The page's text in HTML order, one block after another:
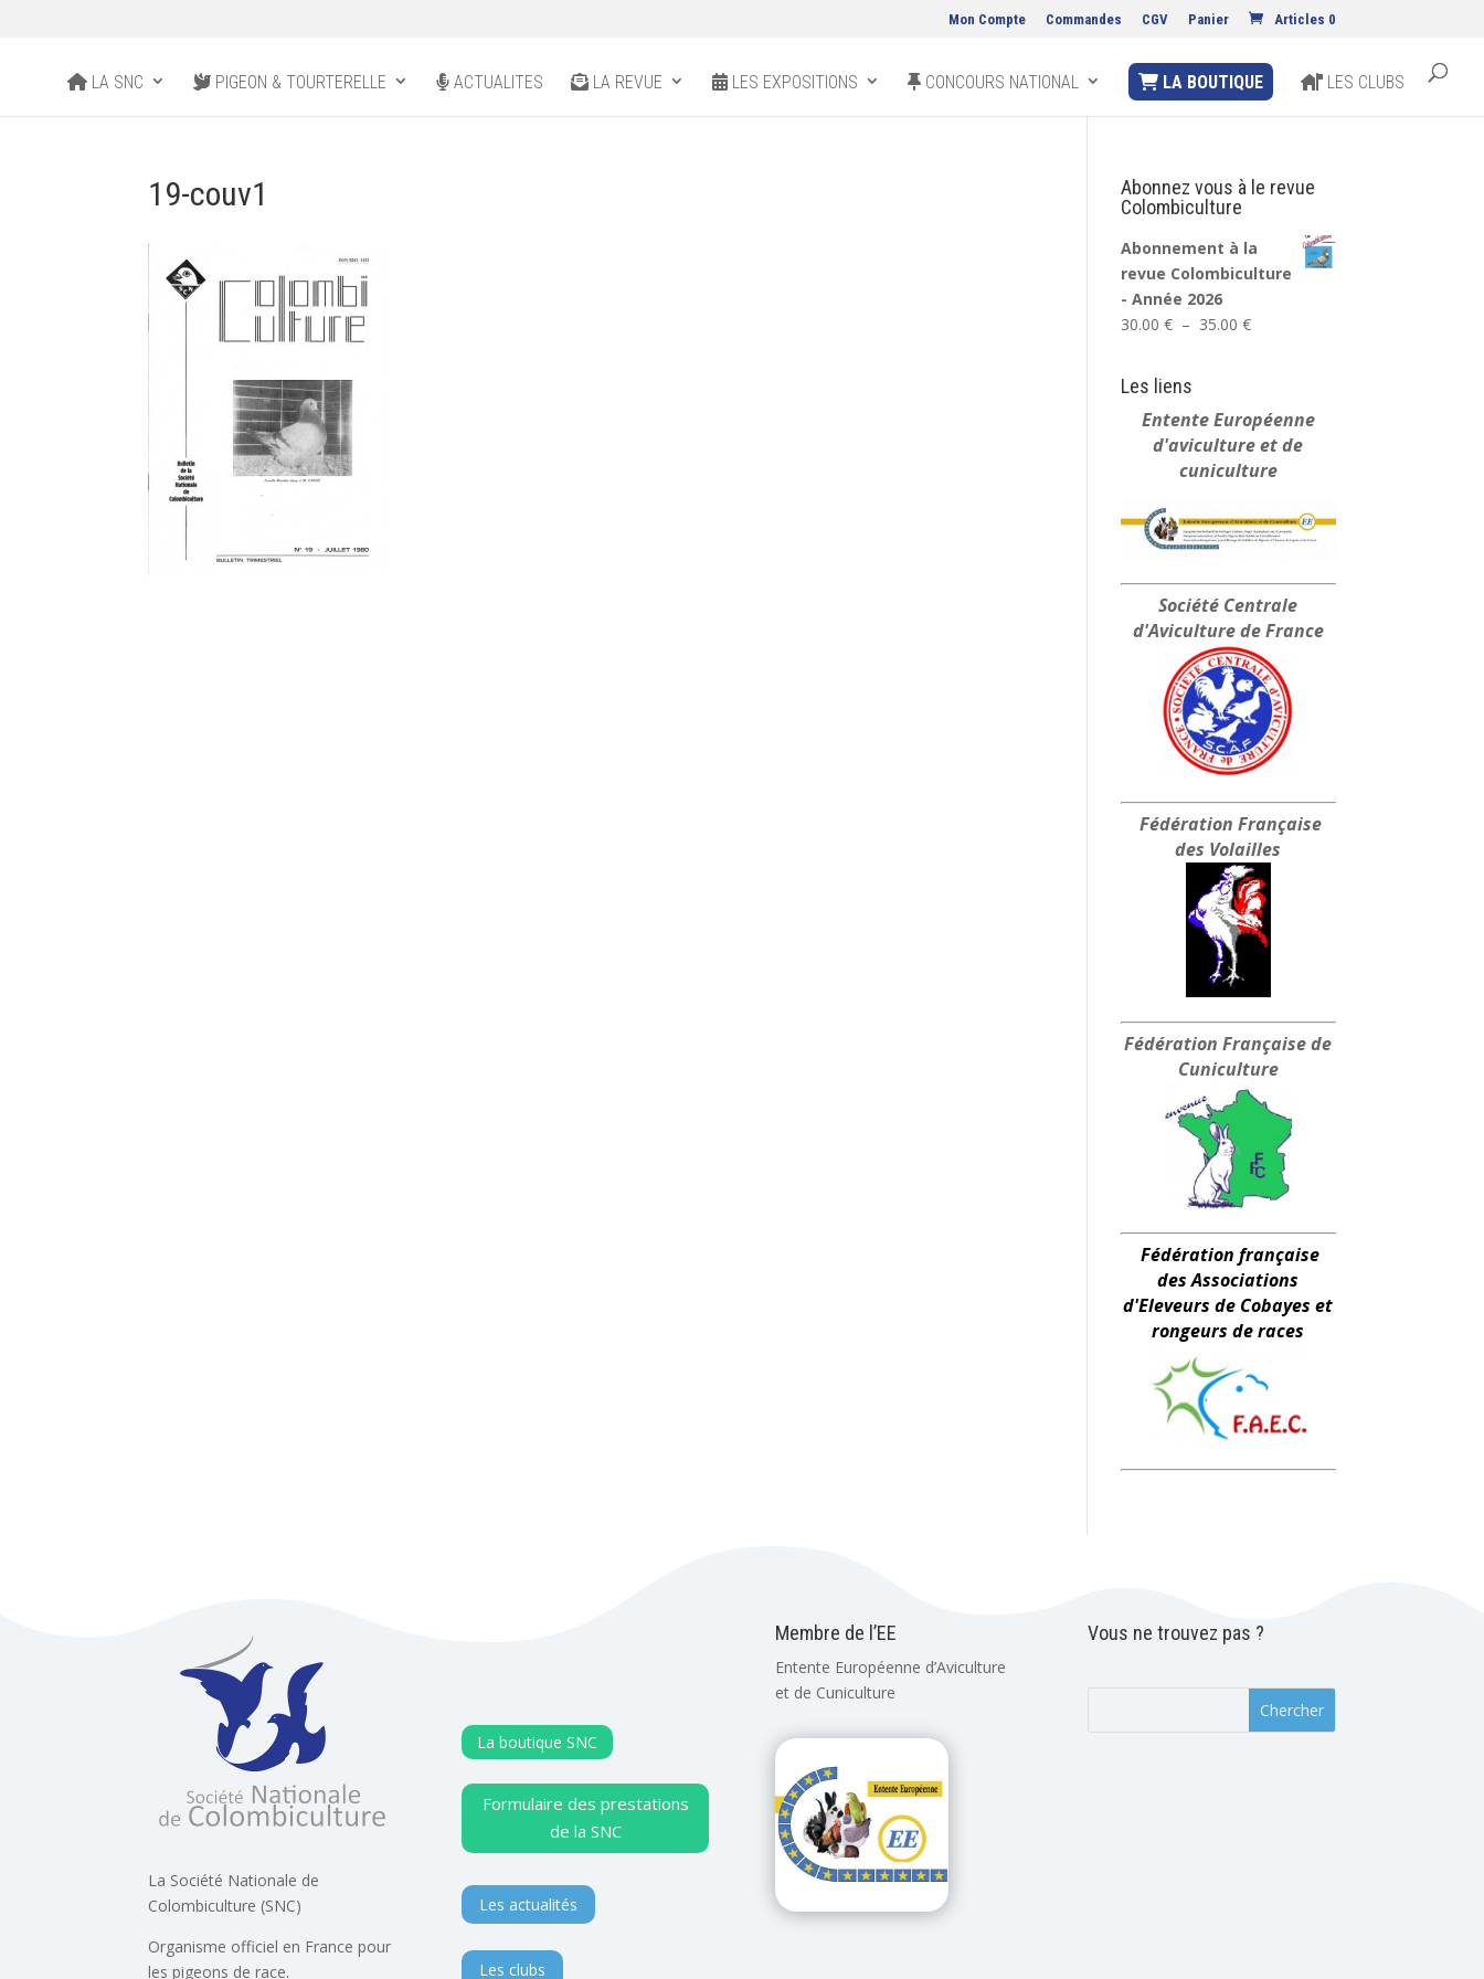
Mon Compte Commandes CGV Panier Articles 0
LA SNC PIGEON & TOURTERELLE ACTUALITES LA REVUE LES EXPOSITIONS CONCOURS NATIONAL LA BOUTIQUE LES CLUBS
19-couv1
Abonnez vous à le revue
Colombiculture
Abonnement à la
revue Colombiculture
- Année 2026
30.00€ – 35.00€Plage
à
35.00 €
Les liens
Entente Européenne
d'aviculture et de
cuniculture
Société Centrale
d'Aviculture de France
Fédération Française
des Volailles
Fédération Françaisede
Cuniculture
Fédération française
des Associations
d'Eleveurs de Cobayes et
rongeurs de races
La Société Nationale de
Colombiculture (SNC)
Organisme officiel en France pour
les pigeons de race.
La boutique SNC
Formulaire des prestations
de la SNC
Les actualités
Les clubs
Membre de l’EE
Entente Européenne d’Aviculture
et de Cuniculture
Vous ne trouvez pas ?